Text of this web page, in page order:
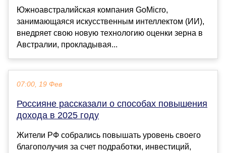
Южноавстралийская компания GoMicro,
занимающаяся искусственным интеллектом (ИИ),
внедряет свою новую технологию оценки зерна в
Австралии, прокладывая...
07:00, 19 Фев
Россияне рассказали о способах повышения
дохода в 2025 году
Жители РФ собрались повышать уровень своего
благополучия за счет подработки, инвестиций,